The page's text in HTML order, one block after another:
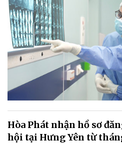
Hòa Phát nhận hồ sơ
hội tại Hưng Yên từ